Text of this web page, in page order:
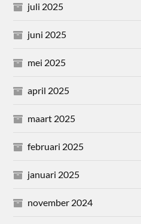
juli 2025
juni 2025
mei 2025
april 2025
maart 2025
februari 2025
januari 2025
november 2024